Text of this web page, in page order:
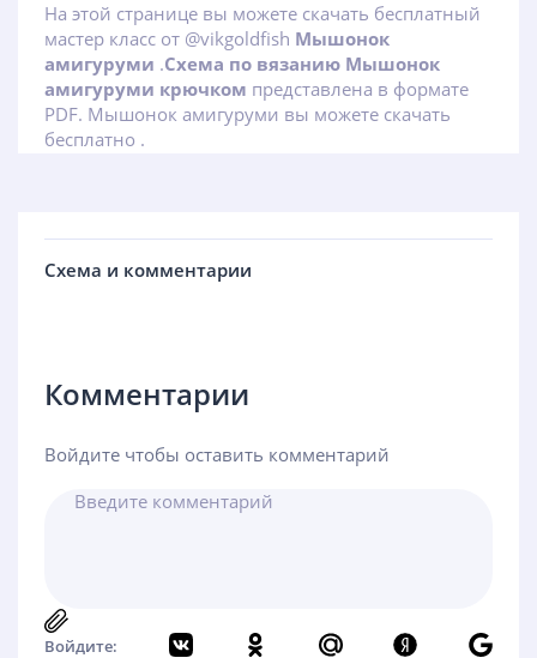
На этой странице вы можете скачать бесплатный
мастер класс от @vikgoldfish Мышонок
амигуруми .Схема по вязанию Мышонок
амигуруми крючком представлена в формате
PDF. Мышонок амигуруми вы можете скачать
бесплатно .
Схема и комментарии
Комментарии
Войдите чтобы оставить комментарий
Войдите: